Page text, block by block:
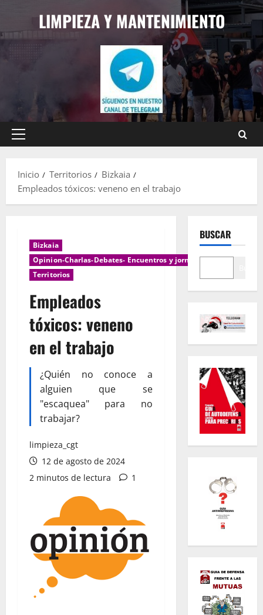
contenido
LIMPIEZA Y MANTENIMIENTO
Menú
Inicio
Territorios
Bizkaia
Empleados tóxicos: veneno en el trabajo
Bizkaia
Opinion-Charlas-Debates- Encuentros y jornadas
Territorios
Empleados
tóxicos: veneno
en el trabajo
¿Quién no conoce a
alguien que se
"escaquea" para no
trabajar?
limpieza_cgt
12 de agosto de 2024
2 minutos de lectura
1
BUSCAR